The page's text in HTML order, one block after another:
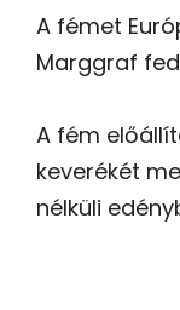
A fémet
Marggraf
A fém
keverékét
nélküli